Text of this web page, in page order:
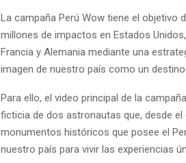
La campaña Perú Wow tiene el objetivo
millones de impactos en Estados
Francia y Alemania mediante una
imagen de nuestro país como un
Para ello, el video principal de la
ficticia de dos astronautas que, desde
monumentos históricos que posee el
nuestro país para vivir las experiencias